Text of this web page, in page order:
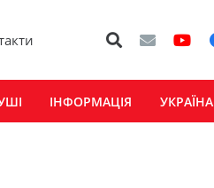
ІНФОРМАЦІЯ УКРАЇНА